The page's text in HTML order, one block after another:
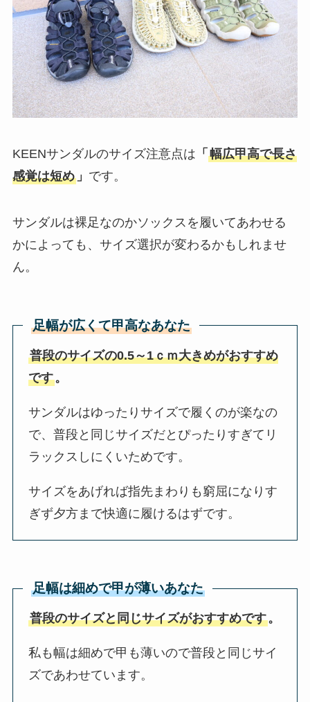
KEENサンダルのサイズ注意点は 「 幅広甲高で長さ
感覚は短め」 です。
サンダルは裸足なのかソックスを履いてあわせる
かによっても、サイズ選択が変わるかもしれませ
ん。
足幅が広くて甲高なあなた
普段のサイズの0.5～1ｃｍ大きめがおすすめ
です。
サンダルはゆったりサイズで履くのが楽なの
で、普段と同じサイズだとぴったりすぎてリ
ラックスしにくいためです。
サイズをあげれば指先まわりも窮屈になりす
ぎず夕方まで快適に履けるはずです。
足幅は細めで甲が薄いあなた
普段のサイズと同じサイズがおすすめです。
私も幅は細めで甲も薄いので普段と同じサイ
ズであわせています。